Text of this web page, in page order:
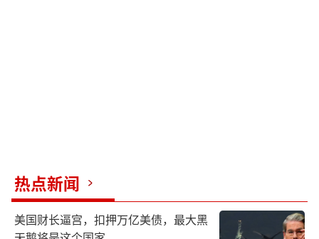
热点新闻
美国财长逼宫，扣押万亿美债，最大黑